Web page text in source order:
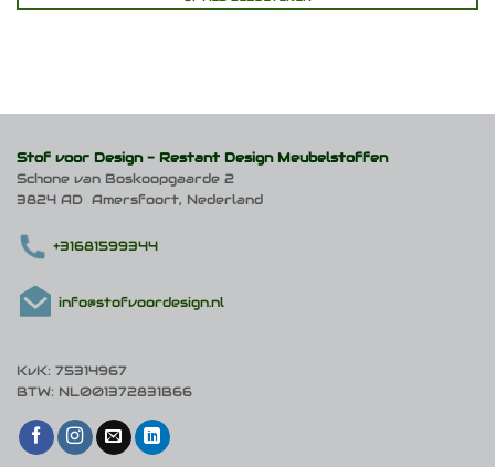
Deze
gekozen
worden
op
productpagina
Stof voor Design - Restant Design Meubelstoffen
Schone van Boskoopgaarde 2
3824 AD Amersfoort, Nederland
+31681599344
info@stofvoordesign.nl
KvK: 75314967
BTW: NL001372831B66